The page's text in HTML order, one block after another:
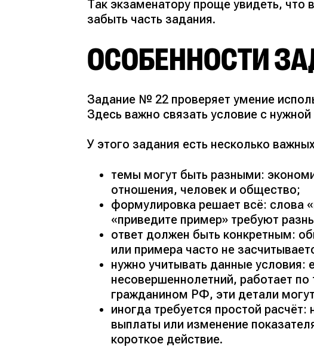
Так экзаменатору проще увидеть,
забыть часть задания.
ОСОБЕННОСТИ
Задание № 22 проверяет умение
Здесь важно связать условие с
У этого задания есть несколько
темы могут быть разными:
отношения, человек и общество;
формулировка решает всё: слова
«приведите пример» требуют
ответ должен быть конкретным:
или примера часто не
нужно учитывать данные условия:
несовершеннолетний, работает
гражданином РФ, эти детали
иногда требуется простой
выплаты или изменение
короткое действие.